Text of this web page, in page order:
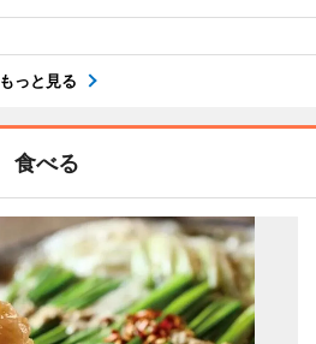
もっと見る
食べる